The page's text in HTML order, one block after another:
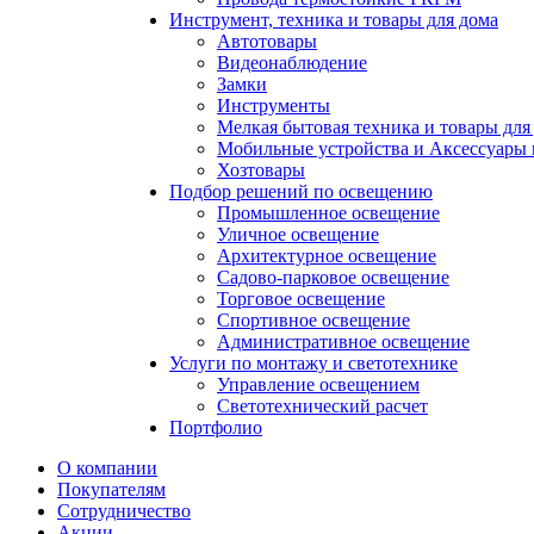
Инструмент, техника и товары для дома
Автотовары
Видеонаблюдение
Замки
Инструменты
Мелкая бытовая техника и товары для
Мобильные устройства и Аксессуары
Хозтовары
Подбор решений по освещению
Промышленное освещение
Уличное освещение
Архитектурное освещение
Садово-парковое освещение
Торговое освещение
Спортивное освещение
Административное освещение
Услуги по монтажу и светотехнике
Управление освещением
Светотехнический расчет
Портфолио
О компании
Покупателям
Сотрудничество